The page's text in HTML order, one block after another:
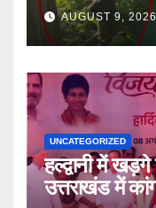
AUGUST 9, 2026
UNCATEGORIZED
हल्द्वानी में
उत्तराखंड में